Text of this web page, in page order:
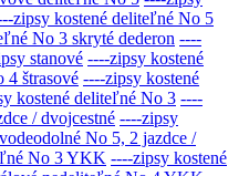
zipsy kostené deliteľné No 5
No 3 skryté dederon ----
stanové ----zipsy kostené
4 štrasové ----zipsy kostené
kostené deliteľné No 3 ----
/ dvojcestné ----zipsy
No 5, 2 jazdce /
No 3 YKK ----zipsy kostené